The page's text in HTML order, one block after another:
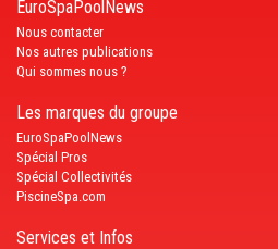
EuroSpaPoolNews
Nous contacter
Nos autres publications
Qui sommes nous ?
Les marques du groupe
EuroSpaPoolNews
Spécial Pros
Spécial Collectivités
PiscineSpa.com
Services et Infos